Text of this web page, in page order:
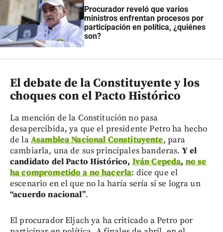
Procurador reveló que varios
ministros enfrentan procesos por
participación en política, ¿quiénes
son?
El debate de la Constituyente y los
choques con el Pacto Histórico
La mención de la Constitución no pasa
desapercibida, ya que el presidente Petro ha hecho
de laAsamblea Nacional Constituyente, para
cambiarla, una de sus principales banderas. Y el
candidato del Pacto Histórico, Iván Cepeda, no se
ha comprometido a no hacerla: dice que el
escenario en el que no la haría sería si se logra un
“acuerdo nacional”.
El procurador Eljach ya ha criticado a Petro por